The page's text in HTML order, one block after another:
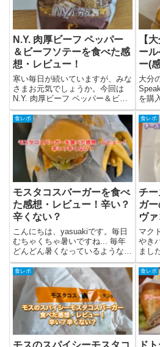
N.Y. 肉厚ビーフ ペッパー
＆ビーフソテーを食べた感
想・レビュー！
寒い毎日が続いていますが、みな
さまお元気でしょうか。今回は
N.Y. 肉厚ビーフ ペッパー＆ビー
フソテーを食べたので、商品の紹
介とレビューを書いています！
NYバーガーズは去年ぶりです
ね。去年は肉厚ビーフ＆チーズを
食べていたようで...N.Y....
【
ー
ー(
大分
を購
た！
ル」
ルの
つい
は？
食レポ
モスタコスバーガーを食べ
た感想・レビュー！辛い？
辛くない？
こんにちは、yasuakiです。毎日
むちゃくちゃ暑いですね... 毎年
どんどん暑くなっているような...
今回はモスでモスタコスバーガー
を食べたので、モスタコスバーガ
ーの情報をまとめた後にレビュー
をしていきます。モスタコスバー
ガーとは？モスタ...
食レポ
チ
ガ
ヴァ
マク
やき
まし
で出
ズダ
てと
まし
ーガ
や...
食レポ
モスのスパイシーモスタコ
食レポ
ド